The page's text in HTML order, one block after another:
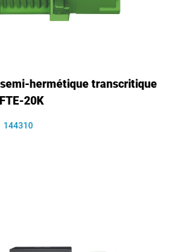
semi-hermétique transcritique
20K
144310